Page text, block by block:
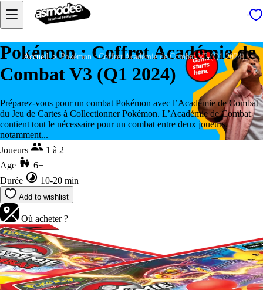
Accueil Pokémon : Coffret Académie de Combat V3 (Q1 2024)
Pokémon : Coffret Académie de
Combat V3 (Q1 2024)
Préparez-vous pour un combat Pokémon avec l’Académie de Combat
du Jeu de Cartes à Collectionner Pokémon. L’Académie de Combat
contient tout le nécessaire pour un combat entre deux joueurs,
notamment...
Joueurs
1 à 2
Age
6+
Durée
10-20 min
Add to wishlist
Où acheter ?